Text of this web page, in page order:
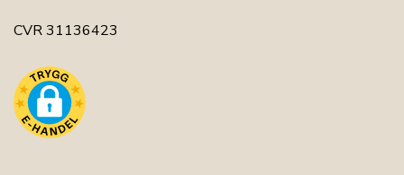
CVR 31136423